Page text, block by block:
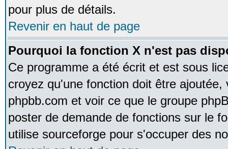
pour plus de détails.
Revenir en haut de page
Pourquoi la fonction X n'est pas
Ce programme a été écrit et est sous
croyez qu'une fonction doit être
phpbb.com et voir ce que le groupe
poster de demande de fonctions sur le
utilise sourceforge pour s'occuper des